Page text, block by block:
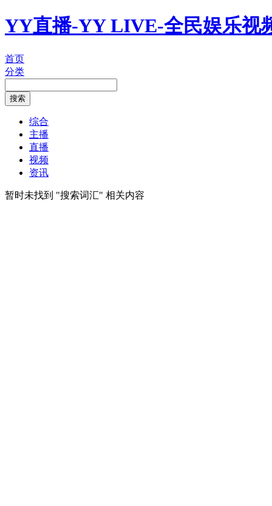
YY直播-YY LIVE-全民娱乐视
首页
分类
综合
主播
直播
视频
资讯
暂时未找到 "搜索词汇" 相关内容